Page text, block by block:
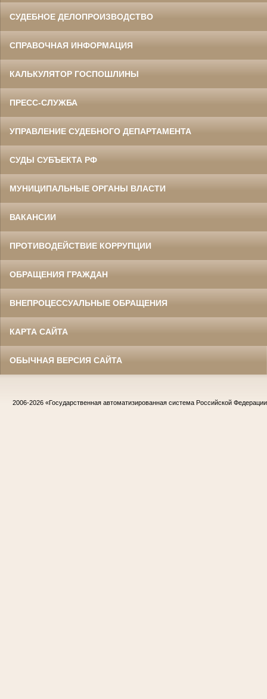
СУДЕБНОЕ ДЕЛОПРОИЗВОДСТВО
СПРАВОЧНАЯ ИНФОРМАЦИЯ
КАЛЬКУЛЯТОР ГОСПОШЛИНЫ
ПРЕСС-СЛУЖБА
УПРАВЛЕНИЕ СУДЕБНОГО ДЕПАРТАМЕНТА
СУДЫ СУБЪЕКТА РФ
МУНИЦИПАЛЬНЫЕ ОРГАНЫ ВЛАСТИ
ВАКАНСИИ
ПРОТИВОДЕЙСТВИЕ КОРРУПЦИИ
ОБРАЩЕНИЯ ГРАЖДАН
ВНЕПРОЦЕССУАЛЬНЫЕ ОБРАЩЕНИЯ
КАРТА САЙТА
ОБЫЧНАЯ ВЕРСИЯ САЙТА
2006-2026 «Государственная автоматизированная система Российской